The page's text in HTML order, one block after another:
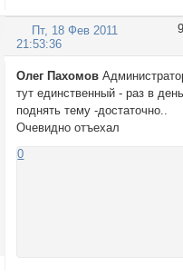
9
Пт, 18 Фев 2011
21:53:36
Олег Пахомов
тут единственный - раз в
поднять тему -достаточно..
Очевидно отъехал
0